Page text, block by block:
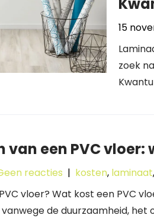
15
zoek
van een PVC
reacties | kosten, laminaat,
vloer? Wat kost een PVC
de duurzaamheid, het